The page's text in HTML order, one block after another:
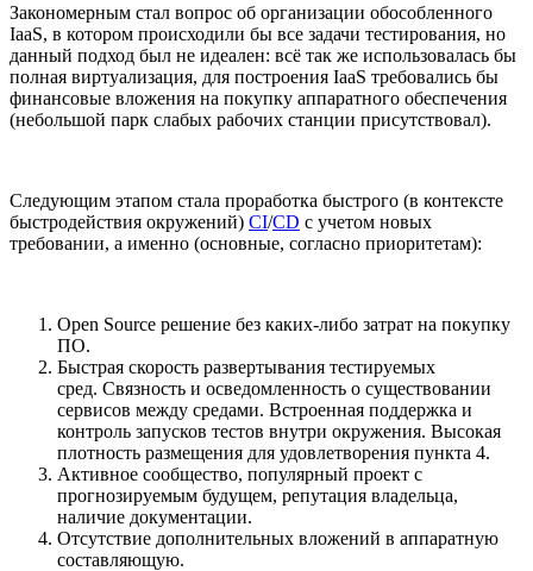
Закономерным стал вопрос об организации обособленного
IaaS, в котором происходили бы все задачи тестирования, но
данный подход был не идеален: всё так же использовалась бы
полная виртуализация, для построения IaaS требовались бы
финансовые вложения на покупку аппаратного обеспечения
(небольшой парк слабых рабочих станции присутствовал).
Следующим этапом стала проработка быстрого (в контексте
быстродействия окружений) CI/CD c учетом новых
требовании, а именно (основные, согласно приоритетам):
Open Source решение без каких-либо затрат на покупку
ПО.
Быстрая скорость развертывания тестируемых
сред. Связность и осведомленность о существовании
сервисов между средами. Встроенная поддержка и
контроль запусков тестов внутри окружения. Высокая
плотность размещения для удовлетворения пункта 4.
Активное сообщество, популярный проект с
прогнозируемым будущем, репутация владельца,
наличие документации.
Отсутствие дополнительных вложений в аппаратную
составляющую.